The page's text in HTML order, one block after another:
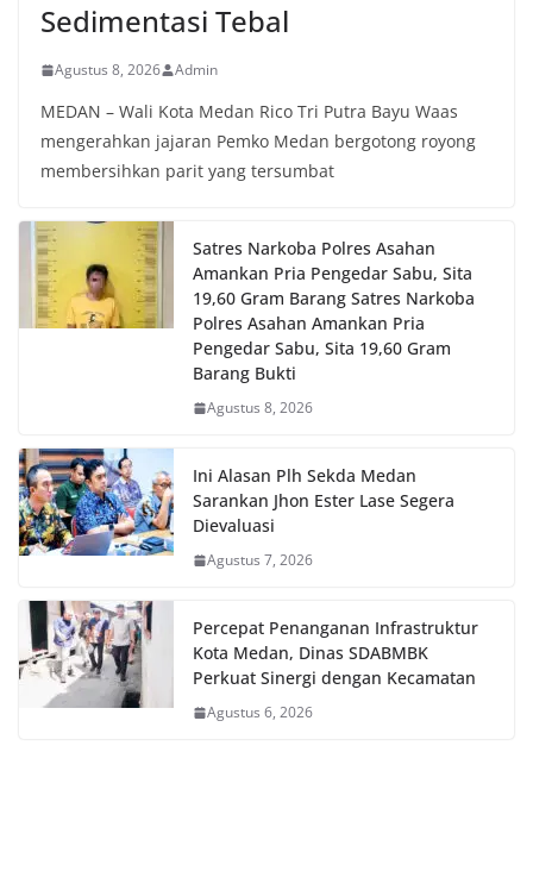
Sedimentasi Tebal
Agustus 8, 2026 Admin
MEDAN – Wali Kota Medan Rico Tri Putra Bayu Waas
mengerahkan jajaran Pemko Medan bergotong royong
membersihkan parit yang tersumbat
Satres Narkoba Polres Asahan
Amankan Pria Pengedar Sabu, Sita
19,60 Gram Barang Satres Narkoba
Polres Asahan Amankan Pria
Pengedar Sabu, Sita 19,60 Gram
Barang Bukti
Agustus 8, 2026
Ini Alasan Plh Sekda Medan
Sarankan Jhon Ester Lase Segera
Dievaluasi
Agustus 7, 2026
Percepat Penanganan Infrastruktur
Kota Medan, Dinas SDABMBK
Perkuat Sinergi dengan Kecamatan
Agustus 6, 2026